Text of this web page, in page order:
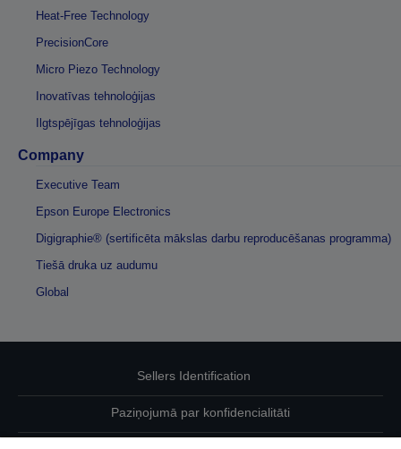
Heat-Free Technology
PrecisionCore
Micro Piezo Technology
Inovatīvas tehnoloģijas
Ilgtspējīgas tehnoloģijas
Company
Executive Team
Epson Europe Electronics
Digigraphie® (sertificēta mākslas darbu reproducēšanas programma)
Tiešā druka uz audumu
Global
Sellers Identification
Paziņojumā par konfidencialitāti